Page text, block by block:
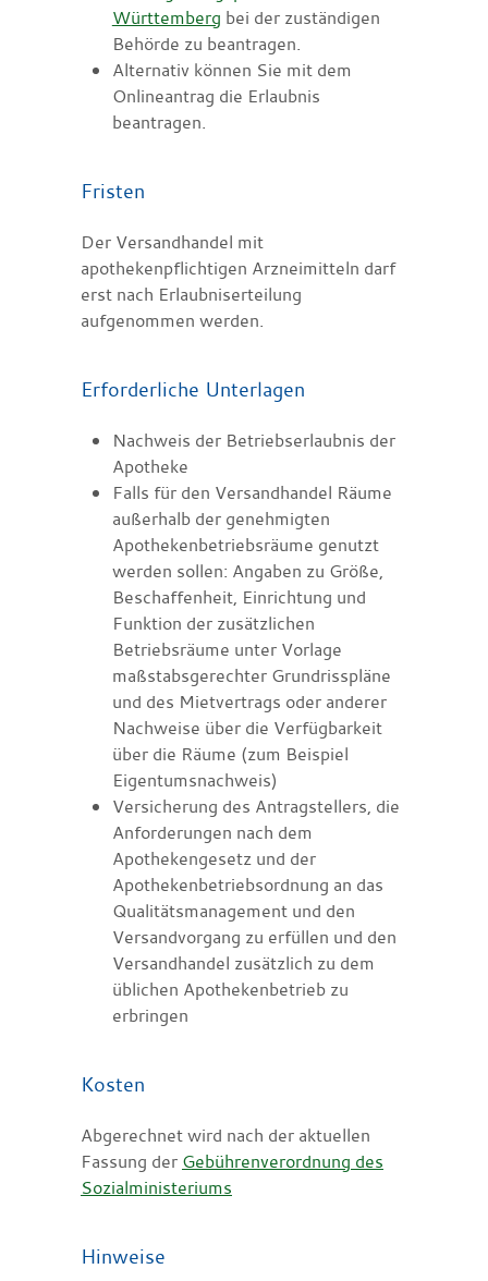
Württemberg bei der zuständigen
Behörde zu beantragen.
Alternativ können Sie mit dem
Onlineantrag die Erlaubnis
beantragen.
Fristen
Der Versandhandel mit
apothekenpflichtigen Arzneimitteln darf
erst nach Erlaubniserteilung
aufgenommen werden.
Erforderliche Unterlagen
Nachweis der Betriebserlaubnis der
Apotheke
Falls für den Versandhandel Räume
außerhalb der genehmigten
Apothekenbetriebsräume genutzt
werden sollen: Angaben zu Größe,
Beschaffenheit, Einrichtung und
Funktion der zusätzlichen
Betriebsräume unter Vorlage
maßstabsgerechter Grundrisspläne
und des Mietvertrags oder anderer
Nachweise über die Verfügbarkeit
über die Räume (zum Beispiel
Eigentumsnachweis)
Versicherung des Antragstellers, die
Anforderungen nach dem
Apothekengesetz und der
Apothekenbetriebsordnung an das
Qualitätsmanagement und den
Versandvorgang zu erfüllen und den
Versandhandel zusätzlich zu dem
üblichen Apothekenbetrieb zu
erbringen
Kosten
Abgerechnet wird nach der aktuellen
Fassung der Gebührenverordnung des
Sozialministeriums
Hinweise